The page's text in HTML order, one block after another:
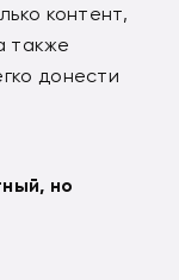
контент,
также
донести
но